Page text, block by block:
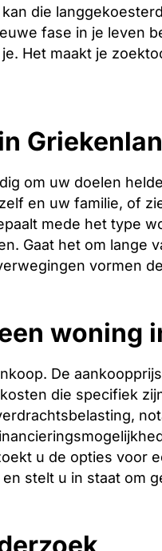
die
fase in je leven
Het maakt je
om uw doelen
en uw familie, of
mede het type
Gaat het om lange
vormen
woning
De
die specifiek
u de opties voor
stelt u in staat om